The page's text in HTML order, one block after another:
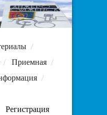
Приемная
Регистрация